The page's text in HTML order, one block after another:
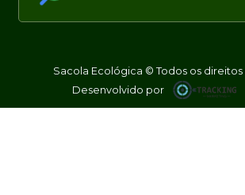
Sacola Ecológica © Todos os
Desenvolvido por